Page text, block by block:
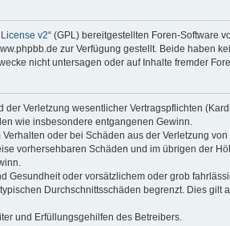
v2“ (GPL) bereitgestellten Foren-Software
zur Verfügung gestellt. Beide haben
nicht untersagen oder auf Inhalte fremder
Verletzung wesentlicher Vertragspflichten
wie insbesondere entgangenen Gewinn.
oder bei Schäden aus der Verletzung
vorhersehbaren Schäden und im übrigen der
oder vorsätzlichem oder grob
Durchschnittsschäden begrenzt. Dies gilt
und Erfüllungsgehilfen des Betreibers.